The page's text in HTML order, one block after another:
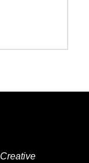
Creative